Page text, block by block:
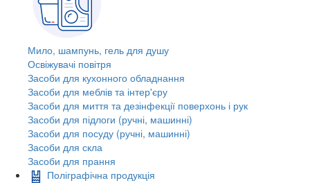
Мило, шампунь, гель для душу
Освіжувачі повітря
Засоби для кухонного обладнання
Засоби для меблів та інтер'єру
Засоби для миття та дезінфекції поверхонь і рук
Засоби для підлоги (ручні, машинні)
Засоби для посуду (ручні, машинні)
Засоби для скла
Засоби для прання
Поліграфічна продукція